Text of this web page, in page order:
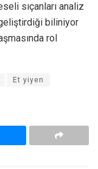
sıçanları analiz
biliniyor
rol
Et yiyen